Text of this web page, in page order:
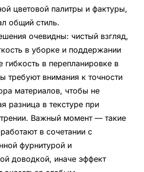
цветовой палитры и фактуры,
общий стиль.
очевидны: чистый взгляд,
в уборке и поддержании
гибкость в перепланировке в
требуют внимания к точности
материалов, чтобы не
разница в текстуре при
Важный момент — такие
в сочетании с
фурнитурой и
доводкой, иначе эффект